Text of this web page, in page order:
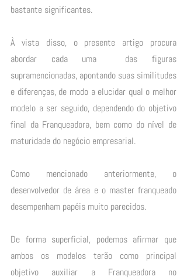
bastante significantes.
À vista disso, o presente artigo procura
abordar cada uma  das figuras
supramencionadas, apontando suas similitudes
e diferenças, de modo a elucidar qual o melhor
modelo a ser seguido, dependendo do objetivo
final da Franqueadora, bem como do nível de
maturidade do negócio empresarial.
Como mencionado anteriormente, o
desenvolvedor de área e o master franqueado
desempenham papéis muito parecidos.
De forma superficial, podemos afirmar que
ambos os modelos terão como principal
objetivo auxiliar a Franqueadora no